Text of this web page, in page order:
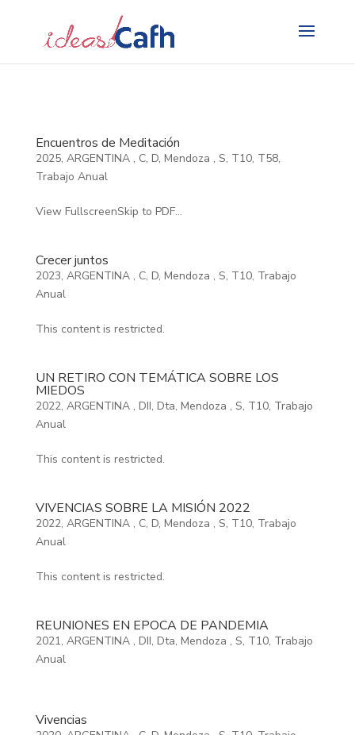
Encuentros de Meditación
2025, ARGENTINA , C, D, Mendoza , S, T10, T58,
Trabajo Anual
View FullscreenSkip to PDF...
Crecer juntos
2023, ARGENTINA , C, D, Mendoza , S, T10, Trabajo
Anual
This content is restricted.
UN RETIRO CON TEMÁTICA SOBRE LOS
MIEDOS
2022, ARGENTINA , DII, Dta, Mendoza , S, T10, Trabajo
Anual
This content is restricted.
VIVENCIAS SOBRE LA MISIÓN 2022
2022, ARGENTINA , C, D, Mendoza , S, T10, Trabajo
Anual
This content is restricted.
REUNIONES EN EPOCA DE PANDEMIA
2021, ARGENTINA , DII, Dta, Mendoza , S, T10, Trabajo
Anual
Vivencias